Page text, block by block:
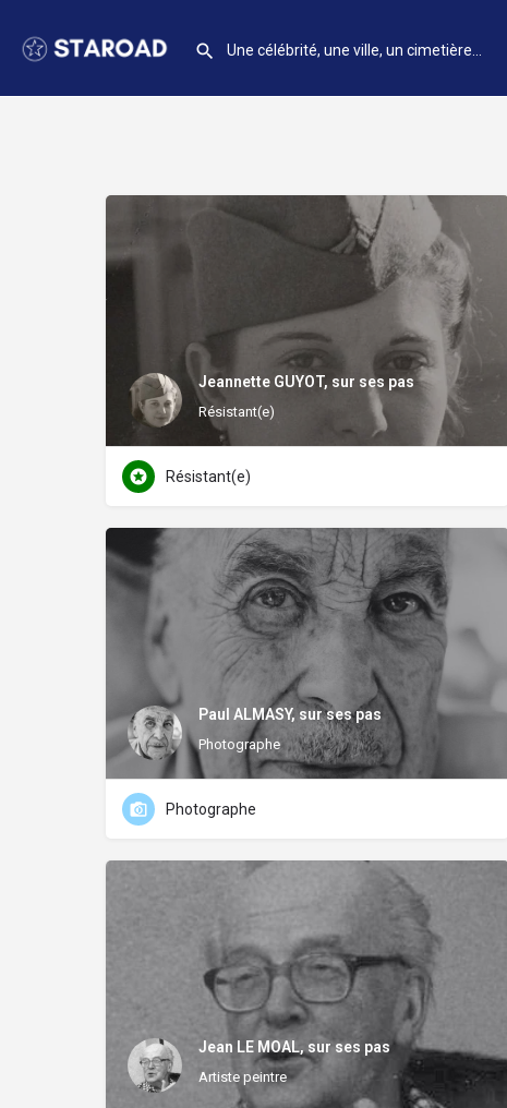
Jeannette GUYOT, sur ses pas
Résistant(e)
Résistant(e)
Paul ALMASY, sur ses pas
Photographe
Photographe
Jean LE MOAL, sur ses pas
Artiste peintre